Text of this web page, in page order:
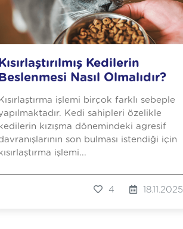
Kedilerin
Nasıl Olmalıdır?
Kısırlaştırma işlemi birçok farklı sebeple
Kedi sahipleri özelikle
kedilerin kızışma dönemindeki agresif
son bulması istendiği için
kısırlaştırma işlemi...
4 18.11.2025